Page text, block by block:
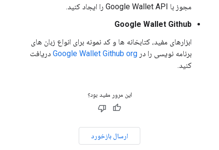
مجوز با Google Wallet API را ایجاد کنید.
Google Wallet Github
ابزارهای مفید، کتابخانه ها و کد نمونه برای انواع زبان های
برنامه نویسی را در Google Wallet Github org دریافت
کنید.
این مرور مفید بود؟
ارسال بازخورد